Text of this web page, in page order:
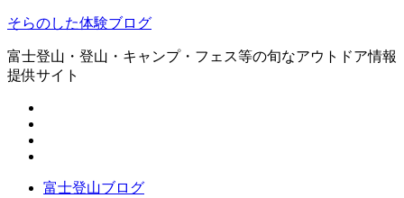
そらのした体験ブログ
富士登山・登山・キャンプ・フェス等の旬なアウトドア情報
提供サイト
富士登山ブログ